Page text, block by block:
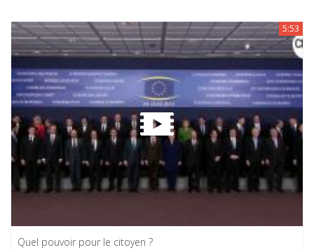
5:53
Quel pouvoir pour le citoyen ?